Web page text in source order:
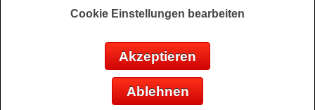
Cookie Einstellungen bearbeiten
Akzeptieren
Ablehnen